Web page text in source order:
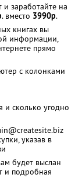
заработайте на
. вместо 3990р.
книгах вы
информации,
прямо
с колонками
и сколько угодно
указав в
будет выслан
и подробная